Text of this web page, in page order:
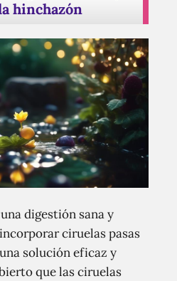
hinchazón
digestión sana y
ciruelas pasas
solución eficaz y
que las ciruelas